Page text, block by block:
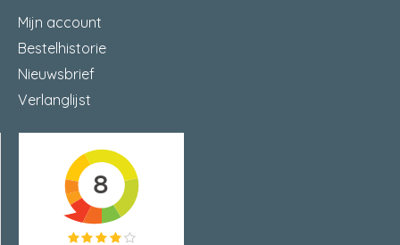
Mijn account
Bestelhistorie
Nieuwsbrief
Verlanglijst